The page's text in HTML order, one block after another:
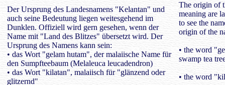
Der Ursprung des Landesnamens "Kelantan" und
auch seine Bedeutung liegen weitesgehend im
Dunklen. Offiziell wird gern gesehen, wenn der
Name mit "Land des Blitzes" übersetzt wird. Der
Ursprung des Namens kann sein:
• das Wort "gelam hutam", der malaiische Name für
den Sumpfteebaum (Melaleuca leucadendron)
• das Wort "kilatan", malaiisch für "glänzend oder
glitzernd"
The origin of
meaning are
to see the
origin of the
• the word
swamp tea
• the word